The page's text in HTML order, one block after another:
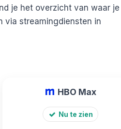
je het overzicht van waar je
via streamingdiensten in
HBO Max
Nu te zien